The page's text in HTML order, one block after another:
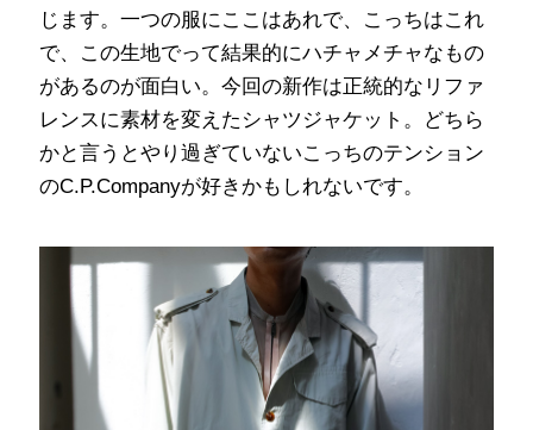
じます。一つの服にここはあれで、こっちはこれ
で、この生地でって結果的にハチャメチャなもの
があるのが面白い。今回の新作は正統的なリファ
レンスに素材を変えたシャツジャケット。どちら
かと言うとやり過ぎていないこっちのテンション
のC.P.Companyが好きかもしれないです。